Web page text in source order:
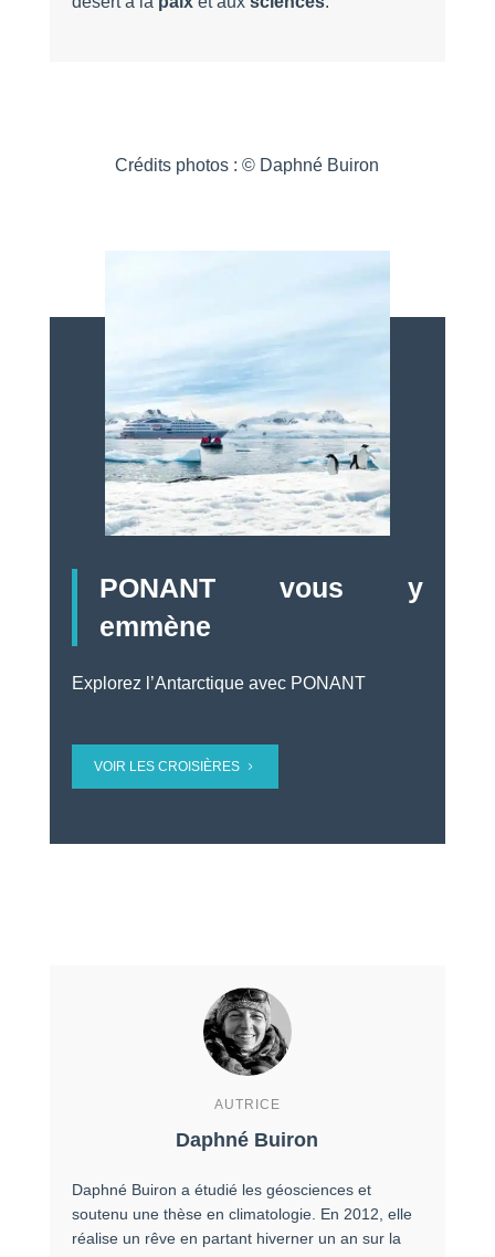
Crédits photos : © Daphné Buiron
PONANT vous y
emmène
Explorez l’Antarctique avec PONANT
VOIR LES CROISIÈRES
AUTRICE
Daphné Buiron
Daphné Buiron a étudié les géosciences et
soutenu une thèse en climatologie. En 2012, elle
réalise un rêve en partant hiverner un an sur la